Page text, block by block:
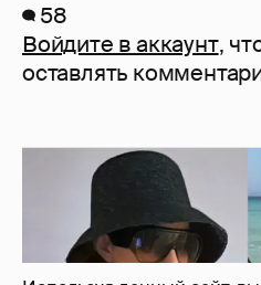
58
Войдите в аккаунт,
оставлять